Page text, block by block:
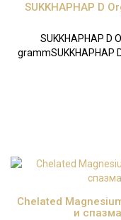
SUKKHAPHAP D
SUKKHAPHAP D
grammSUKKHAPHAP
Chelated
и